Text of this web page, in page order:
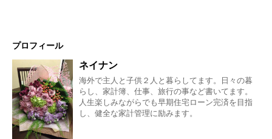
プロフィール
ネイナン
海外で主人と子供２人と暮らしてます。日々の暮
らし、家計簿、仕事、旅行の事など書いてます。
人生楽しみながらでも早期住宅ローン完済を目指
し、健全な家計管理に励みます。